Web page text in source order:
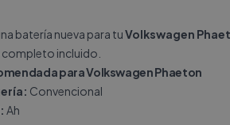
batería nueva para tuVolkswagen
incluido.
para Volkswagen Phaeton
Convencional
Ah